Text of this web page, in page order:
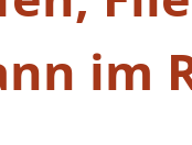
im